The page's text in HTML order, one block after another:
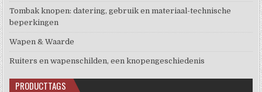
Tombak knopen: datering, gebruik en materiaal-technische
beperkingen
Wapen & Waarde
Ruiters en wapenschilden, een knopengeschiedenis
PRODUCTTAGS